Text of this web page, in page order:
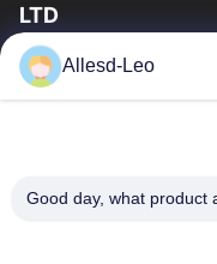
LTD
16years ervaring, als
ESD & Cleanroom
Huis
Allesd-Leo
Good day, what product